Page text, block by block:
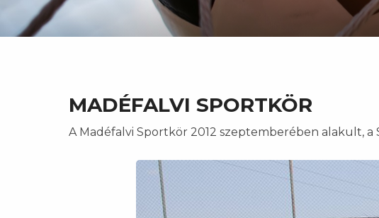
MADÉFALVI SPORTKÖR
A Madéfalvi Sportkör 2012 szeptemberében alakult,